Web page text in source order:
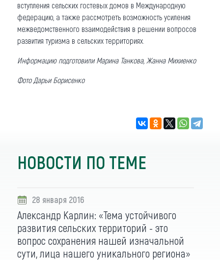
вступления сельских гостевых домов в Международную
федерацию, а также рассмотреть возможность усиления
межведомственного взаимодействия в решении вопросов
развития туризма в сельских территориях.
Информацию подготовили Марина Танкова, Жанна Михиенко
Фото Дарьи Борисенко
НОВОСТИ ПО ТЕМЕ
28 января 2016
Александр Карлин: «Тема устойчивого
развития сельских территорий - это
вопрос сохранения нашей изначальной
сути, лица нашего уникального региона»